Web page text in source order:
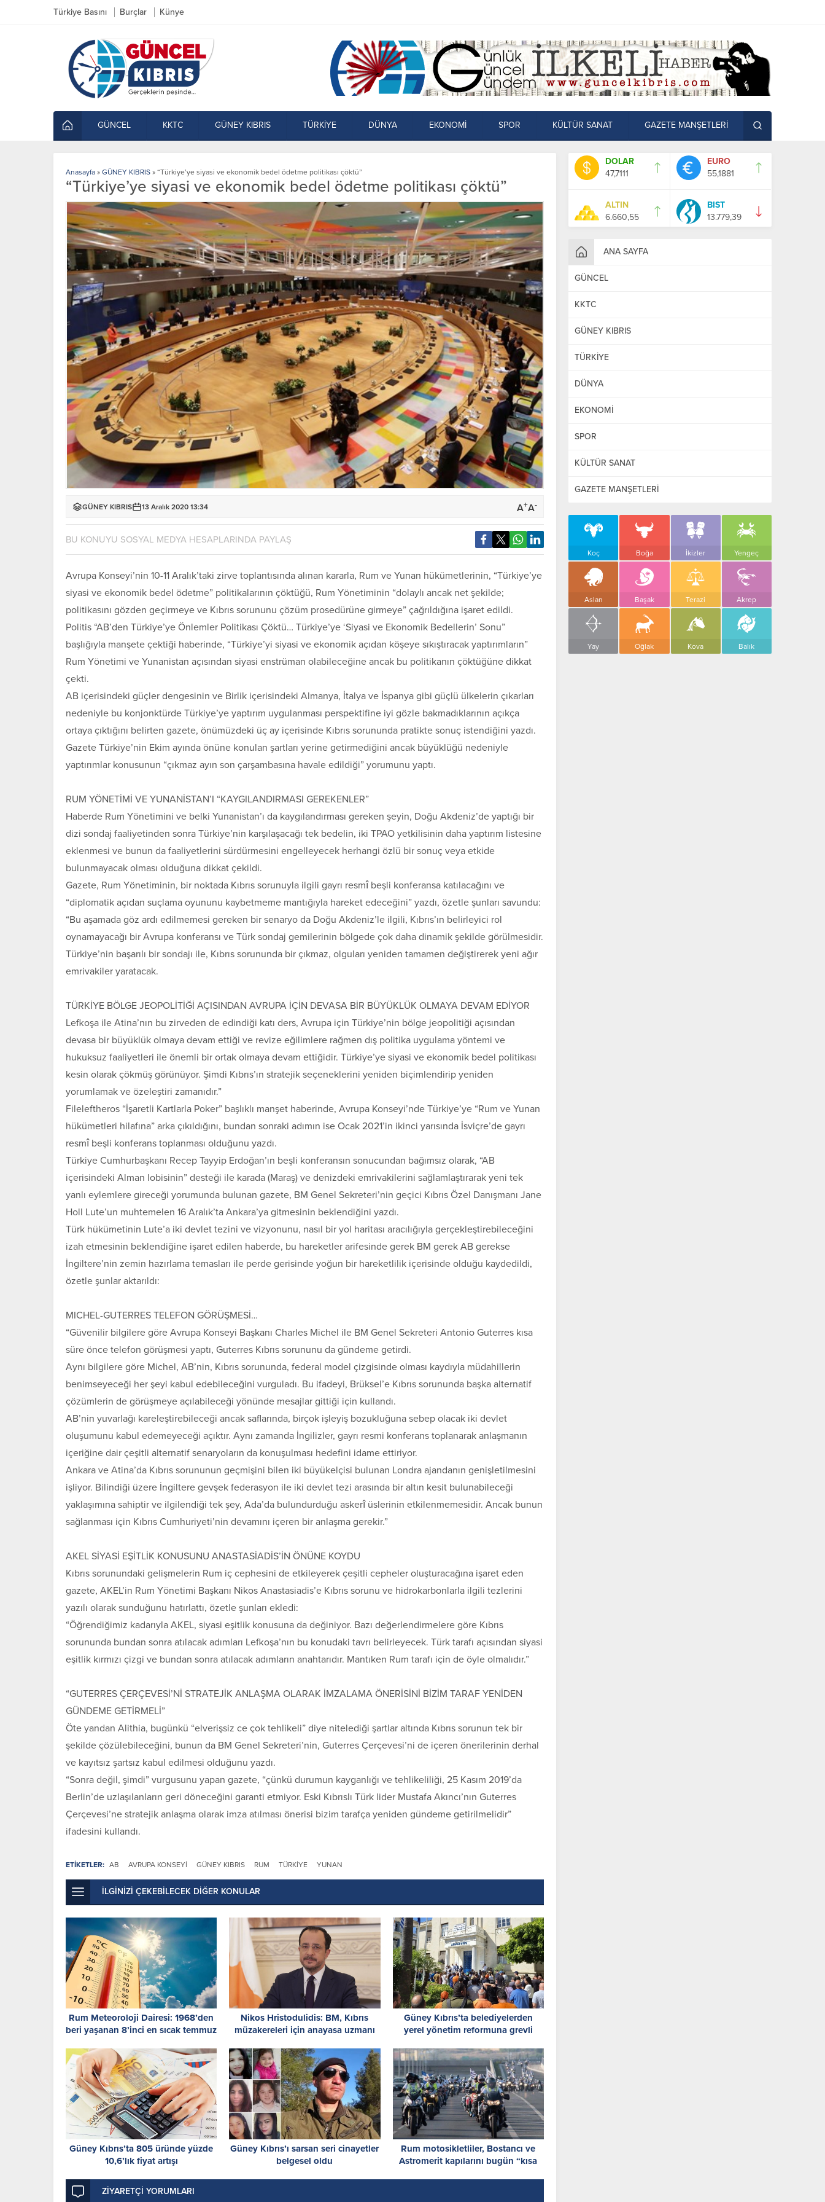
Türkiye Basını Burçlar Künye
GÜNCEL KKTC GÜNEY KIBRIS TÜRKİYE DÜNYA EKONOMİ SPOR KÜLTÜR SANAT GAZETE MANŞETLERİ
DOLAR
47,7111
EURO
55,1881
ALTIN
6.660,55
BIST
13.779,39
ANA SAYFA
GÜNCEL
KKTC
GÜNEY KIBRIS
TÜRKİYE
DÜNYA
EKONOMİ
SPOR
KÜLTÜR SANAT
GAZETE MANŞETLERİ
Koç Boğa İkizler Yengeç
Aslan Başak Terazi Akrep
Yay Oğlak Kova Balık
Anasayfa » GÜNEY KIBRIS » “Türkiye’ye siyasi ve ekonomik bedel ödetme politikası çöktü”
“Türkiye’ye siyasi ve ekonomik bedel ödetme politikası çöktü”
GÜNEY KIBRIS 13 Aralık 2020 13:34 A+A-
BU KONUYU SOSYAL MEDYA HESAPLARINDA PAYLAŞ
Avrupa Konseyi’nin 10-11 Aralık’taki zirve toplantısında alınan kararla, Rum ve Yunan hükümetlerinin, “Türkiye’ye
siyasi ve ekonomik bedel ödetme” politikalarının çöktüğü, Rum Yönetiminin “dolaylı ancak net şekilde;
politikasını gözden geçirmeye ve Kıbrıs sorununu çözüm prosedürüne girmeye” çağrıldığına işaret edildi.
Politis “AB’den Türkiye’ye Önlemler Politikası Çöktü… Türkiye’ye ‘Siyasi ve Ekonomik Bedellerin’ Sonu”
başlığıyla manşete çektiği haberinde, “Türkiye’yi siyasi ve ekonomik açıdan köşeye sıkıştıracak yaptırımların”
Rum Yönetimi ve Yunanistan açısından siyasi enstrüman olabileceğine ancak bu politikanın çöktüğüne dikkat
çekti.
AB içerisindeki güçler dengesinin ve Birlik içerisindeki Almanya, İtalya ve İspanya gibi güçlü ülkelerin çıkarları
nedeniyle bu konjonktürde Türkiye’ye yaptırım uygulanması perspektifine iyi gözle bakmadıklarının açıkça
ortaya çıktığını belirten gazete, önümüzdeki üç ay içerisinde Kıbrıs sorununda pratikte sonuç istendiğini yazdı.
Gazete Türkiye’nin Ekim ayında önüne konulan şartları yerine getirmediğini ancak büyüklüğü nedeniyle
yaptırımlar konusunun “çıkmaz ayın son çarşambasına havale edildiği” yorumunu yaptı.
RUM YÖNETİMİ VE YUNANİSTAN’I “KAYGILANDIRMASI GEREKENLER”
Haberde Rum Yönetimini ve belki Yunanistan’ı da kaygılandırması gereken şeyin, Doğu Akdeniz’de yaptığı bir
dizi sondaj faaliyetinden sonra Türkiye’nin karşılaşacağı tek bedelin, iki TPAO yetkilisinin daha yaptırım listesine
eklenmesi ve bunun da faaliyetlerini sürdürmesini engelleyecek herhangi özlü bir sonuç veya etkide
bulunmayacak olması olduğuna dikkat çekildi.
Gazete, Rum Yönetiminin, bir noktada Kıbrıs sorunuyla ilgili gayrı resmî beşli konferansa katılacağını ve
“diplomatik açıdan suçlama oyununu kaybetmeme mantığıyla hareket edeceğini” yazdı, özetle şunları savundu:
“Bu aşamada göz ardı edilmemesi gereken bir senaryo da Doğu Akdeniz’le ilgili, Kıbrıs’ın belirleyici rol
oynamayacağı bir Avrupa konferansı ve Türk sondaj gemilerinin bölgede çok daha dinamik şekilde görülmesidir.
Türkiye’nin başarılı bir sondajı ile, Kıbrıs sorununda bir çıkmaz, olguları yeniden tamamen değiştirerek yeni ağır
emrivakiler yaratacak.
TÜRKİYE BÖLGE JEOPOLİTİĞİ AÇISINDAN AVRUPA İÇİN DEVASA BİR BÜYÜKLÜK OLMAYA DEVAM EDİYOR
Lefkoşa ile Atina’nın bu zirveden de edindiği katı ders, Avrupa için Türkiye’nin bölge jeopolitiği açısından
devasa bir büyüklük olmaya devam ettiği ve revize eğilimlere rağmen dış politika uygulama yöntemi ve
hukuksuz faaliyetleri ile önemli bir ortak olmaya devam ettiğidir. Türkiye’ye siyasi ve ekonomik bedel politikası
kesin olarak çökmüş görünüyor. Şimdi Kıbrıs’ın stratejik seçeneklerini yeniden biçimlendirip yeniden
yorumlamak ve özeleştiri zamanıdır.”
Fileleftheros “İşaretli Kartlarla Poker” başlıklı manşet haberinde, Avrupa Konseyi’nde Türkiye’ye “Rum ve Yunan
hükümetleri hilafına” arka çıkıldığını, bundan sonraki adımın ise Ocak 2021’in ikinci yarısında İsviçre’de gayrı
resmî beşli konferans toplanması olduğunu yazdı.
Türkiye Cumhurbaşkanı Recep Tayyip Erdoğan’ın beşli konferansın sonucundan bağımsız olarak, “AB
içerisindeki Alman lobisinin” desteği ile karada (Maraş) ve denizdeki emrivakilerini sağlamlaştırarak yeni tek
yanlı eylemlere gireceği yorumunda bulunan gazete, BM Genel Sekreteri’nin geçici Kıbrıs Özel Danışmanı Jane
Holl Lute’un muhtemelen 16 Aralık’ta Ankara’ya gitmesinin beklendiğini yazdı.
Türk hükümetinin Lute’a iki devlet tezini ve vizyonunu, nasıl bir yol haritası aracılığıyla gerçekleştirebileceğini
izah etmesinin beklendiğine işaret edilen haberde, bu hareketler arifesinde gerek BM gerek AB gerekse
İngiltere’nin zemin hazırlama temasları ile perde gerisinde yoğun bir hareketlilik içerisinde olduğu kaydedildi,
özetle şunlar aktarıldı:
MICHEL-GUTERRES TELEFON GÖRÜŞMESİ…
“Güvenilir bilgilere göre Avrupa Konseyi Başkanı Charles Michel ile BM Genel Sekreteri Antonio Guterres kısa
süre önce telefon görüşmesi yaptı, Guterres Kıbrıs sorununu da gündeme getirdi.
Aynı bilgilere göre Michel, AB’nin, Kıbrıs sorununda, federal model çizgisinde olması kaydıyla müdahillerin
benimseyeceği her şeyi kabul edebileceğini vurguladı. Bu ifadeyi, Brüksel’e Kıbrıs sorununda başka alternatif
çözümlerin de görüşmeye açılabileceği yönünde mesajlar gittiği için kullandı.
AB’nin yuvarlağı kareleştirebileceği ancak saflarında, birçok işleyiş bozukluğuna sebep olacak iki devlet
oluşumunu kabul edemeyeceği açıktır. Aynı zamanda İngilizler, gayrı resmi konferans toplanarak anlaşmanın
içeriğine dair çeşitli alternatif senaryoların da konuşulması hedefini idame ettiriyor.
Ankara ve Atina’da Kıbrıs sorununun geçmişini bilen iki büyükelçisi bulunan Londra ajandanın genişletilmesini
işliyor. Bilindiği üzere İngiltere gevşek federasyon ile iki devlet tezi arasında bir altın kesit bulunabileceği
yaklaşımına sahiptir ve ilgilendiği tek şey, Ada’da bulundurduğu askerî üslerinin etkilenmemesidir. Ancak bunun
sağlanması için Kıbrıs Cumhuriyeti’nin devamını içeren bir anlaşma gerekir.”
AKEL SİYASİ EŞİTLİK KONUSUNU ANASTASİADİS’İN ÖNÜNE KOYDU
Kıbrıs sorunundaki gelişmelerin Rum iç cephesini de etkileyerek çeşitli cepheler oluşturacağına işaret eden
gazete, AKEL’in Rum Yönetimi Başkanı Nikos Anastasiadis’e Kıbrıs sorunu ve hidrokarbonlarla ilgili tezlerini
yazılı olarak sunduğunu hatırlattı, özetle şunları ekledi:
“Öğrendiğimiz kadarıyla AKEL, siyasi eşitlik konusuna da değiniyor. Bazı değerlendirmelere göre Kıbrıs
sorununda bundan sonra atılacak adımları Lefkoşa’nın bu konudaki tavrı belirleyecek. Türk tarafı açısından siyasi
eşitlik kırmızı çizgi ve bundan sonra atılacak adımların anahtarıdır. Mantıken Rum tarafı için de öyle olmalıdır.”
“GUTERRES ÇERÇEVESİ’Nİ STRATEJİK ANLAŞMA OLARAK İMZALAMA ÖNERİSİNİ BİZİM TARAF YENİDEN
GÜNDEME GETİRMELİ”
Öte yandan Alithia, bugünkü “elverişsiz ce çok tehlikeli” diye nitelediği şartlar altında Kıbrıs sorunun tek bir
şekilde çözülebileceğini, bunun da BM Genel Sekreteri’nin, Guterres Çerçevesi’ni de içeren önerilerinin derhal
ve kayıtsız şartsız kabul edilmesi olduğunu yazdı.
“Sonra değil, şimdi” vurgusunu yapan gazete, “çünkü durumun kayganlığı ve tehlikeliliği, 25 Kasım 2019’da
Berlin’de uzlaşılanların geri döneceğini garanti etmiyor. Eski Kıbrıslı Türk lider Mustafa Akıncı’nın Guterres
Çerçevesi’ne stratejik anlaşma olarak imza atılması önerisi bizim tarafça yeniden gündeme getirilmelidir”
ifadesini kullandı.
ETİKETLER: AB AVRUPA KONSEYI GÜNEY KIBRIS RUM TÜRKIYE YUNAN
İLGİNİZİ ÇEKEBİLECEK DİĞER KONULAR
Rum Meteoroloji Dairesi: 1968’den
beri yaşanan 8’inci en sıcak temmuz
Nikos Hristodulidis: BM, Kıbrıs
müzakereleri için anayasa uzmanı
Güney Kıbrıs’ta belediyelerden
yerel yönetim reformuna grevli
Güney Kıbrıs’ta 805 üründe yüzde
10,6’lık fiyat artışı
Güney Kıbrıs’ı sarsan seri cinayetler
belgesel oldu
Rum motosikletliler, Bostancı ve
Astromerit kapılarını bugün “kısa
ZİYARETÇİ YORUMLARI